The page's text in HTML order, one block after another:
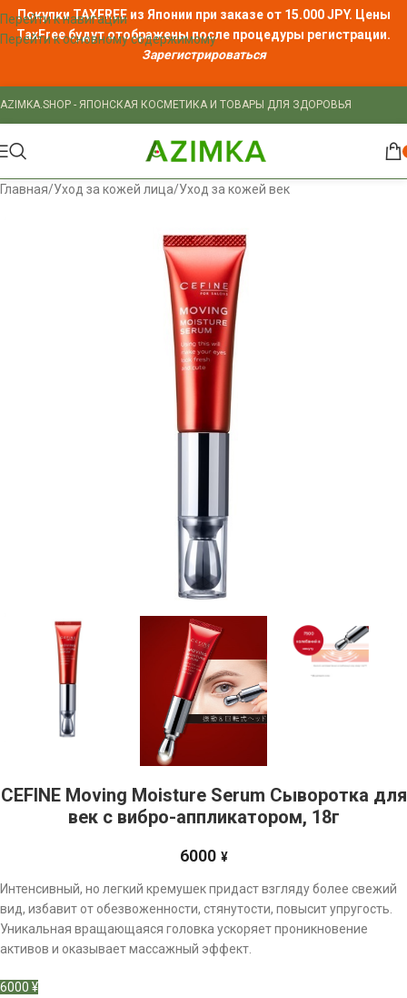
Перейти к навигации
Перейти к основному содержимому
Покупки TAXFREE из Японии при заказе от 15.000 JPY. Цены
TaxFreeбудут отображены после процедуры регистрации.
Зарегистрироваться
AZIMKA.SHOP - ЯПОНСКАЯ КОСМЕТИКА И ТОВАРЫ ДЛЯ ЗДОРОВЬЯ
Главная/Уход за кожей лица/Уход за кожей век
CEFINE Moving Moisture Serum Сыворотка для
век с вибро-аппликатором, 18г
6000 ¥
Интенсивный, но легкий кремушек придаст взгляду более свежий
вид, избавит от обезвоженности, стянутости, повысит упругость.
Уникальная вращающаяся головка ускоряет проникновение
активов и оказывает массажный эффект.
6000 ¥